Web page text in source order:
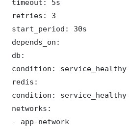
timeout: 5s
retries: 3
start_period: 30s
depends_on:
db:
condition: service_healthy
redis:
condition: service_healthy
networks:
- app-network